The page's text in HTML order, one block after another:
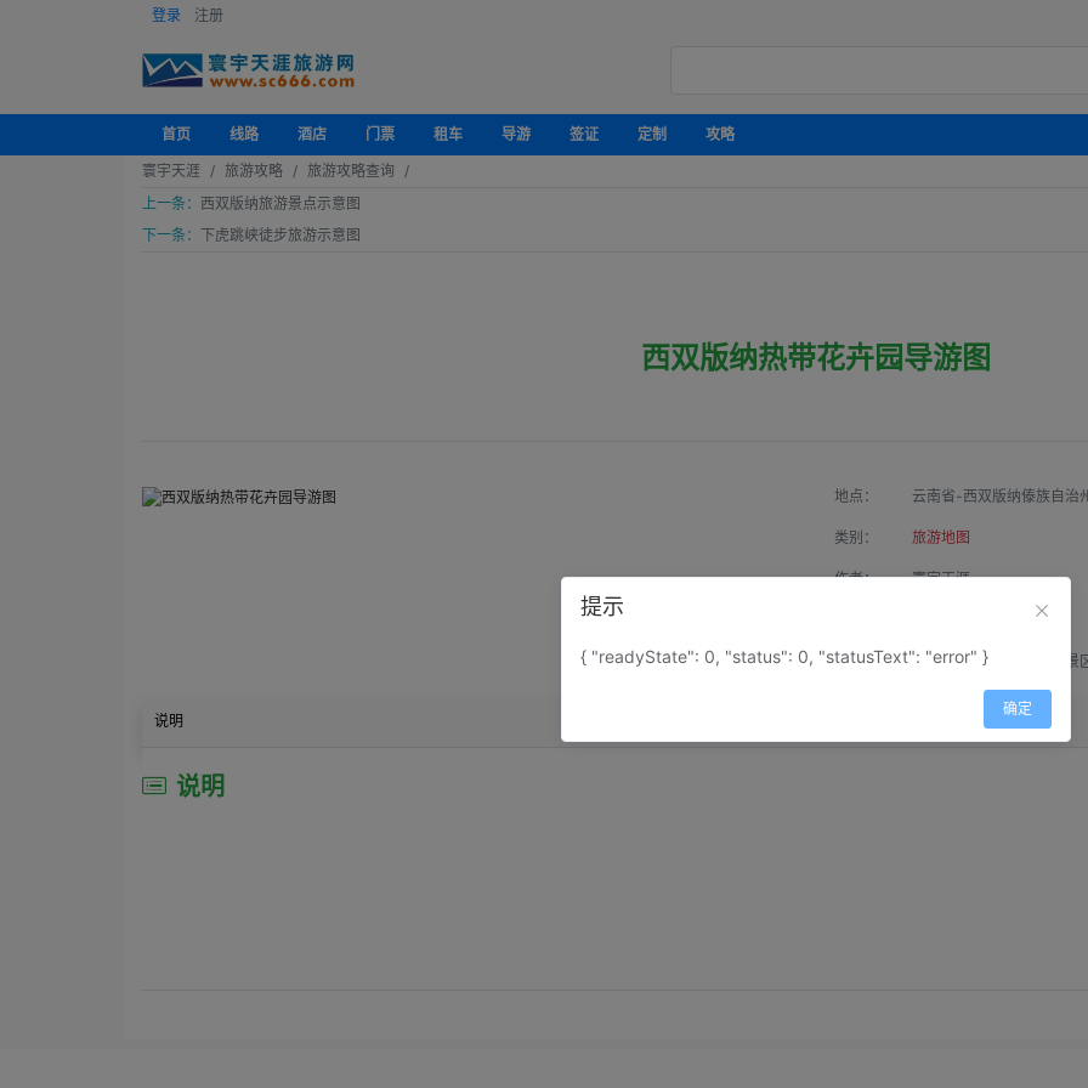
登录 注册
首页 线路 酒店 门票 租车 导游 签证 定制
攻略
寰宇天涯
旅游攻略
旅游攻略查询
上一条： 西双版纳旅游景点示意图
下一条： 下虎跳峡徒步旅游示意图
西双版纳热带花卉园导游图
地点： 云南省-西双版纳傣族自治
类别： 旅游地图
作者： 寰宇天涯
属性： 地图属性： 地图类型-景
说明
说明
提示
{ "readyState": 0, "status": 0, "statusText": "error" }
确定